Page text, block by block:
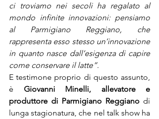
ci troviamo nei secoli ha regalato al
mondo infinite innovazioni: pensiamo
al Parmigiano Reggiano, che
rappresenta esso stesso un’innovazione
in quanto nasce dall’esigenza di capire
come conservare il latte”.
E testimone proprio di questo assunto,
è Giovanni Minelli, allevatore e
produttore di Parmigiano Reggiano di
lunga stagionatura, che nel talk show ha